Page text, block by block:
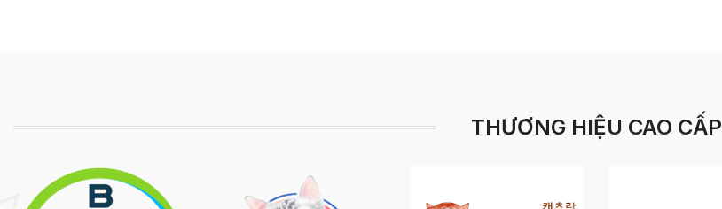
THƯƠNG HIỆU CAO CẤP